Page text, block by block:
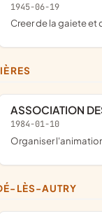
1945-06-19
creer de la gaiete
ASSOCIATION
1984-01-10
organiser
LÈS-AUTRY